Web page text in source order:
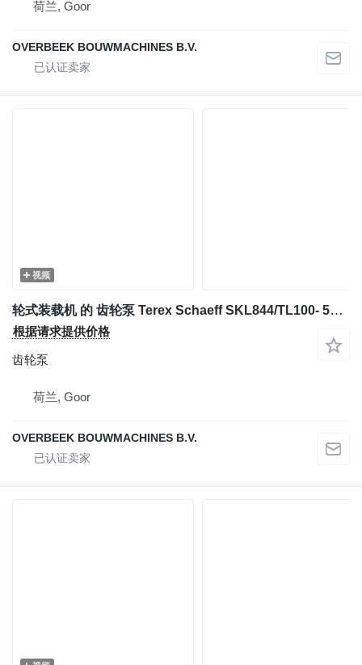
荷兰, Goor
OVERBEEK BOUWMACHINES B.V.
视频
轮式装载机 的 齿轮泵 Terex Schaeff SKL844/TL100- 5100620015 - Gearpump/Zahnradpumpe
根据请求提供价格
齿轮泵
荷兰, Goor
OVERBEEK BOUWMACHINES B.V.